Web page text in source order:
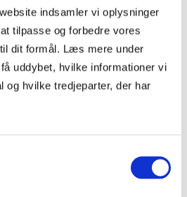
indsamler vi oplysninger
tilpasse og forbedre vores
dit formål. Læs mere under
uddybet, hvilke informationer vi
og hvilke tredjeparter, der har
arbejdet med før.
”Der er